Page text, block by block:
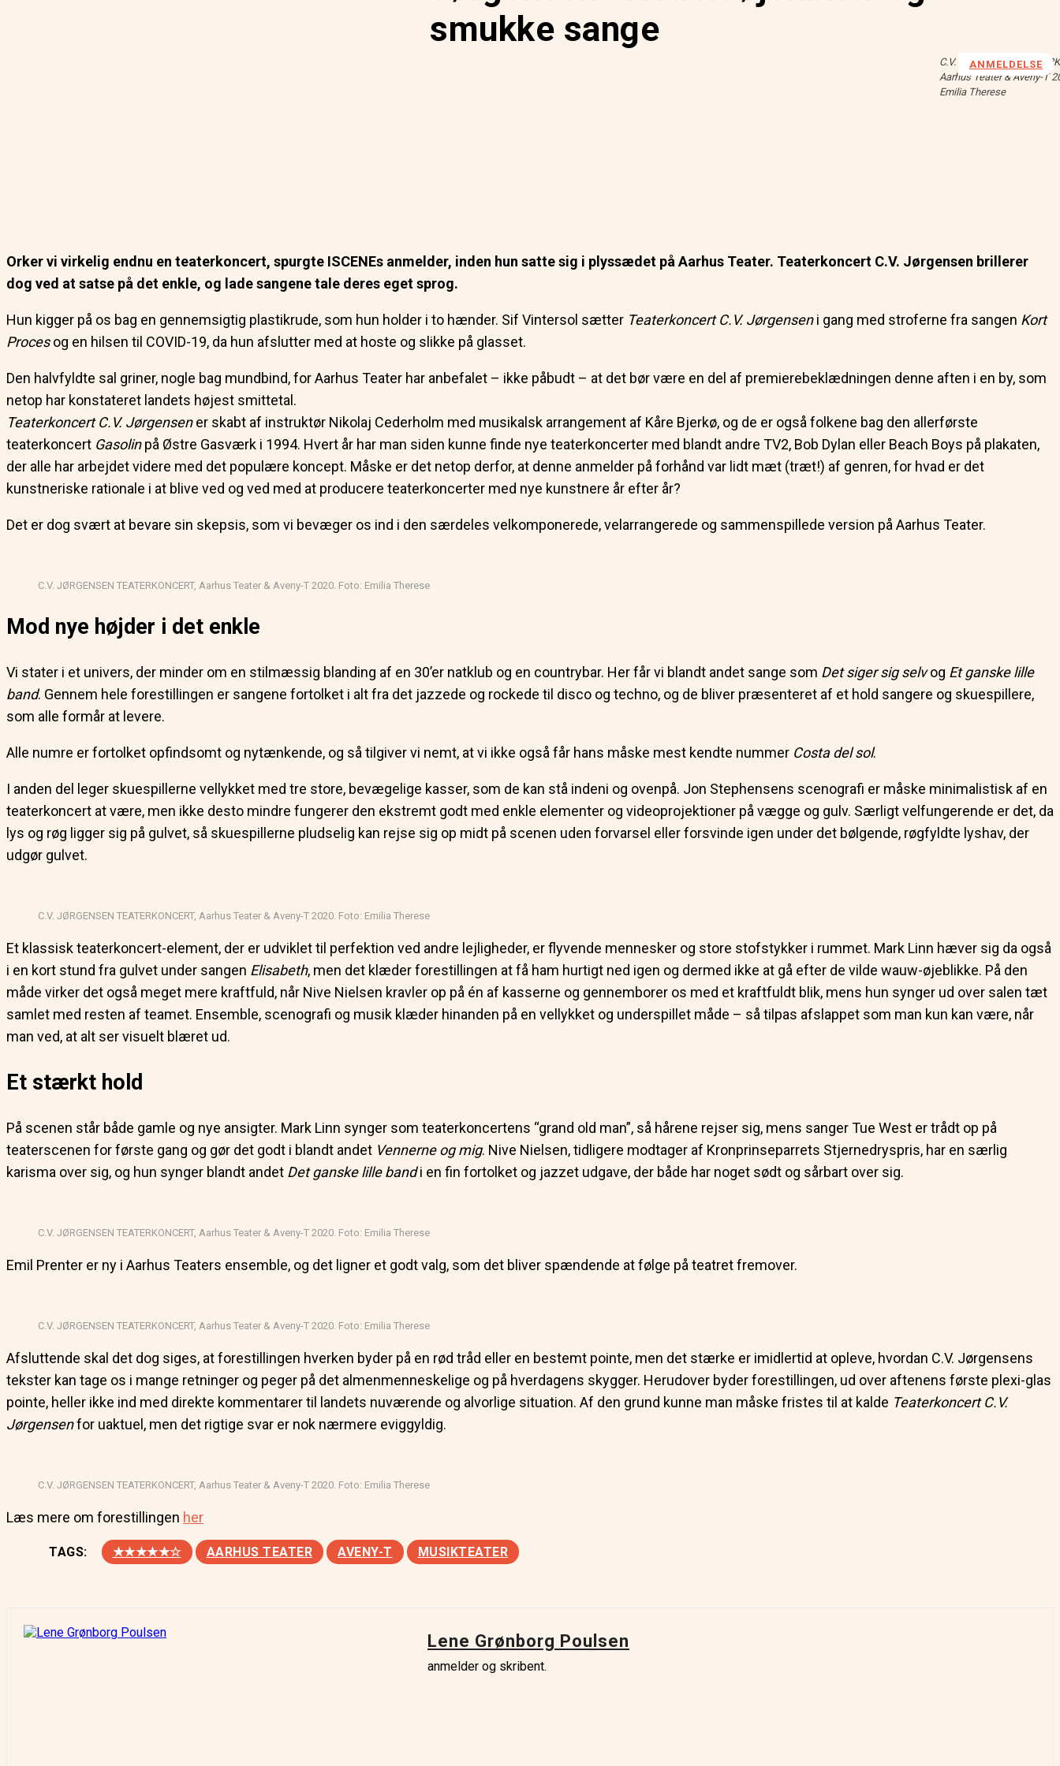
smukke sange
ANMELDELSE
C.V. JØRGENSEN
Aarhus Teater & Aveny-T
Emilia Therese
Orker vi virkelig endnu en teaterkoncert, spurgte ISCENEs anmelder, inden hun satte sig i plyssædet på Aarhus Teater. Teaterkoncert C.V. Jørgensen brillerer
dog ved at satse på det enkle, og lade sangene tale deres eget sprog.
Hun kigger på os bag en gennemsigtig plastikrude, som hun holder i to hænder. Sif Vintersol sætter Teaterkoncert C.V. Jørgenseni gang med stroferne fra sangen Kort
Procesog en hilsen til COVID-19, da hun afslutter med at hoste og slikke på glasset.
Den halvfyldte sal griner, nogle bag mundbind, for Aarhus Teater har anbefalet – ikke påbudt – at det bør være en del af premierebeklædningen denne aften i en by, som
netop har konstateret landets højest smittetal.
Teaterkoncert C.V. Jørgensener skabt af instruktør Nikolaj Cederholm med musikalsk arrangement af Kåre Bjerkø, og de er også folkene bag den allerførste
teaterkoncert Gasolinpå Østre Gasværk i 1994. Hvert år har man siden kunne finde nye teaterkoncerter med blandt andre TV2, Bob Dylan eller Beach Boys på plakaten,
der alle har arbejdet videre med det populære koncept. Måske er det netop derfor, at denne anmelder på forhånd var lidt mæt (træt!) af genren, for hvad er det
kunstneriske rationale i at blive ved og ved med at producere teaterkoncerter med nye kunstnere år efter år?
Det er dog svært at bevare sin skepsis, som vi bevæger os ind i den særdeles velkomponerede, velarrangerede og sammenspillede version på Aarhus Teater.
C.V. JØRGENSEN TEATERKONCERT, Aarhus Teater & Aveny-T 2020. Foto: Emilia Therese
Mod nye højder i det enkle
Vi stater i et univers, der minder om en stilmæssig blanding af en 30’er natklub og en countrybar. Her får vi blandt andet sange som Det siger sig selvog Et ganske lille
band. Gennem hele forestillingen er sangene fortolket i alt fra det jazzede og rockede til disco og techno, og de bliver præsenteret af et hold sangere og skuespillere,
som alle formår at levere.
Alle numre er fortolket opfindsomt og nytænkende, og så tilgiver vi nemt, at vi ikke også får hans måske mest kendte nummer Costa del sol.
I anden del leger skuespillerne vellykket med tre store, bevægelige kasser, som de kan stå indeni og ovenpå. Jon Stephensens scenografi er måske minimalistisk af en
teaterkoncert at være, men ikke desto mindre fungerer den ekstremt godt med enkle elementer og videoprojektioner på vægge og gulv. Særligt velfungerende er det, da
lys og røg ligger sig på gulvet, så skuespillerne pludselig kan rejse sig op midt på scenen uden forvarsel eller forsvinde igen under det bølgende, røgfyldte lyshav, der
udgør gulvet.
C.V. JØRGENSEN TEATERKONCERT, Aarhus Teater & Aveny-T 2020. Foto: Emilia Therese
Et klassisk teaterkoncert-element, der er udviklet til perfektion ved andre lejligheder, er flyvende mennesker og store stofstykker i rummet. Mark Linn hæver sig da også
i en kort stund fra gulvet under sangen Elisabeth, men det klæder forestillingen at få ham hurtigt ned igen og dermed ikke at gå efter de vilde wauw-øjeblikke. På den
måde virker det også meget mere kraftfuld, når Nive Nielsen kravler op på én af kasserne og gennemborer os med et kraftfuldt blik, mens hun synger ud over salen tæt
samlet med resten af teamet. Ensemble, scenografi og musik klæder hinanden på en vellykket og underspillet måde – så tilpas afslappet som man kun kan være, når
man ved, at alt ser visuelt blæret ud.
Et stærkt hold
På scenen står både gamle og nye ansigter. Mark Linn synger som teaterkoncertens “grand old man”, så hårene rejser sig, mens sanger Tue West er trådt op på
teaterscenen for første gang og gør det godt i blandt andet Vennerne og mig. Nive Nielsen, tidligere modtager af Kronprinseparrets Stjernedryspris, har en særlig
karisma over sig, og hun synger blandt andet Det ganske lille bandi en fin fortolket og jazzet udgave, der både har noget sødt og sårbart over sig.
C.V. JØRGENSEN TEATERKONCERT, Aarhus Teater & Aveny-T 2020. Foto: Emilia Therese
Emil Prenter er ny i Aarhus Teaters ensemble, og det ligner et godt valg, som det bliver spændende at følge på teatret fremover.
C.V. JØRGENSEN TEATERKONCERT, Aarhus Teater & Aveny-T 2020. Foto: Emilia Therese
Afsluttende skal det dog siges, at forestillingen hverken byder på en rød tråd eller en bestemt pointe, men det stærke er imidlertid at opleve, hvordan C.V. Jørgensens
tekster kan tage os i mange retninger og peger på det almenmenneskelige og på hverdagens skygger. Herudover byder forestillingen, ud over aftenens første plexi-glas
pointe, heller ikke ind med direkte kommentarer til landets nuværende og alvorlige situation. Af den grund kunne man måske fristes til at kalde Teaterkoncert C.V.
Jørgensenfor uaktuel, men det rigtige svar er nok nærmere eviggyldig.
C.V. JØRGENSEN TEATERKONCERT, Aarhus Teater & Aveny-T 2020. Foto: Emilia Therese
Læs mere om forestillingen her
TAGS: ★★★★★☆ AARHUS TEATER AVENY-T MUSIKTEATER
Lene Grønborg Poulsen
anmelder og skribent.